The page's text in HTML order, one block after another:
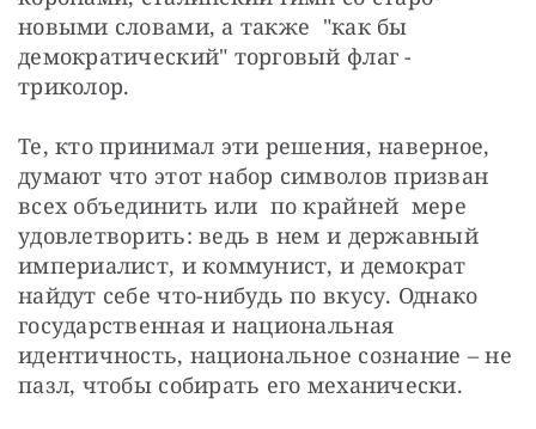
новыми словами, а также  "как бы
демократический" торговый флаг -
триколор.
Те, кто принимал эти решения, наверное,
думают что этот набор символов призван
всех объединить или  по крайней  мере
удовлетворить: ведь в нем и державный
империалист, и коммунист, и демократ
найдут себе что-нибудь по вкусу. Однако
государственная и национальная
идентичность, национальное сознание – не
пазл, чтобы собирать его механически.